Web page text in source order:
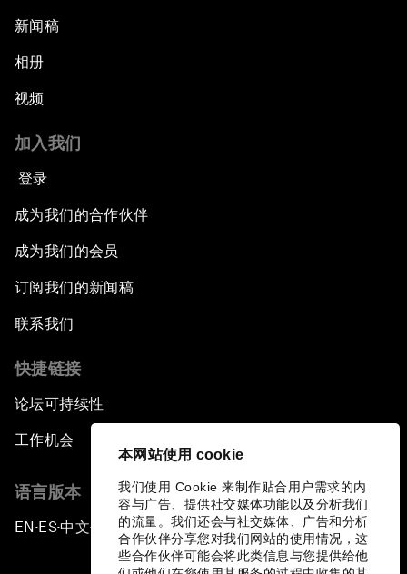
本网站使用 cookie
我们使用 Cookie 来制作贴合用户需求的内
容与广告、提供社交媒体功能以及分析我们
的流量。我们还会与社交媒体、广告和分析
合作伙伴分享您对我们网站的使用情况，这
些合作伙伴可能会将此类信息与您提供给他
新闻稿
相册
视频
加入我们
登录
成为我们的合作伙伴
成为我们的会员
订阅我们的新闻稿
联系我们
快捷链接
论坛可持续性
工作机会
语言版本
EN ▪ ES▪中文▪ 日本語